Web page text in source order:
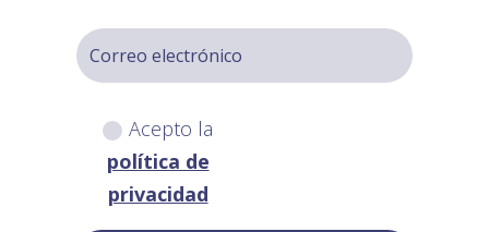
Acepto la
política de
privacidad